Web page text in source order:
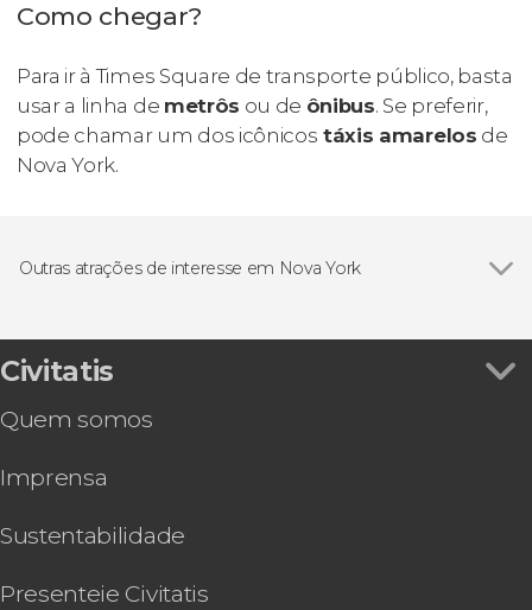
Como chegar?
Para ir à Times Square de transporte público, basta
usar a linha de metrôs ou de ônibus. Se preferir,
pode chamar um dos icônicos táxis amarelos de
Nova York.
Outras atrações de interesse em Nova York
Rockefeller Center
Civitatis
Quem somos
Imprensa
Sustentabilidade
Presenteie Civitatis